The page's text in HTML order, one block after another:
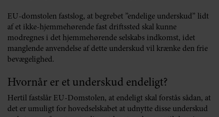
EU-domstolen fastslog, at begrebet ”endelige underskud” lidt
af et ikke-hjemmehørende fast driftssted skal kunne
modregnes i det hjemmehørende selskabs indkomst, idet
manglende anvendelse af dette underskud vil krænke den frie
bevægelighed.
Hvornår er et underskud endeligt?
Hertil fastslår EU-Domstolen, at endeligt skal forstås sådan, at
det er umuligt for hovedselskabet at udnytte disse underskud